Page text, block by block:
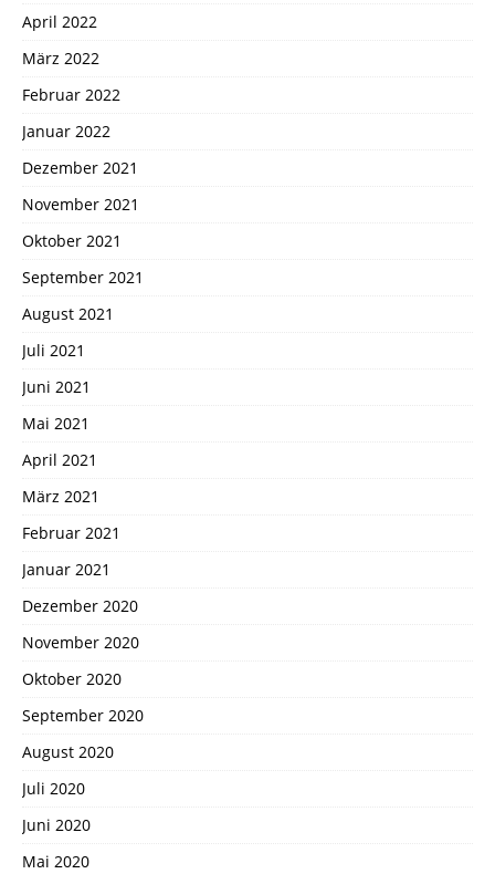
April 2022
März 2022
Februar 2022
Januar 2022
Dezember 2021
November 2021
Oktober 2021
September 2021
August 2021
Juli 2021
Juni 2021
Mai 2021
April 2021
März 2021
Februar 2021
Januar 2021
Dezember 2020
November 2020
Oktober 2020
September 2020
August 2020
Juli 2020
Juni 2020
Mai 2020